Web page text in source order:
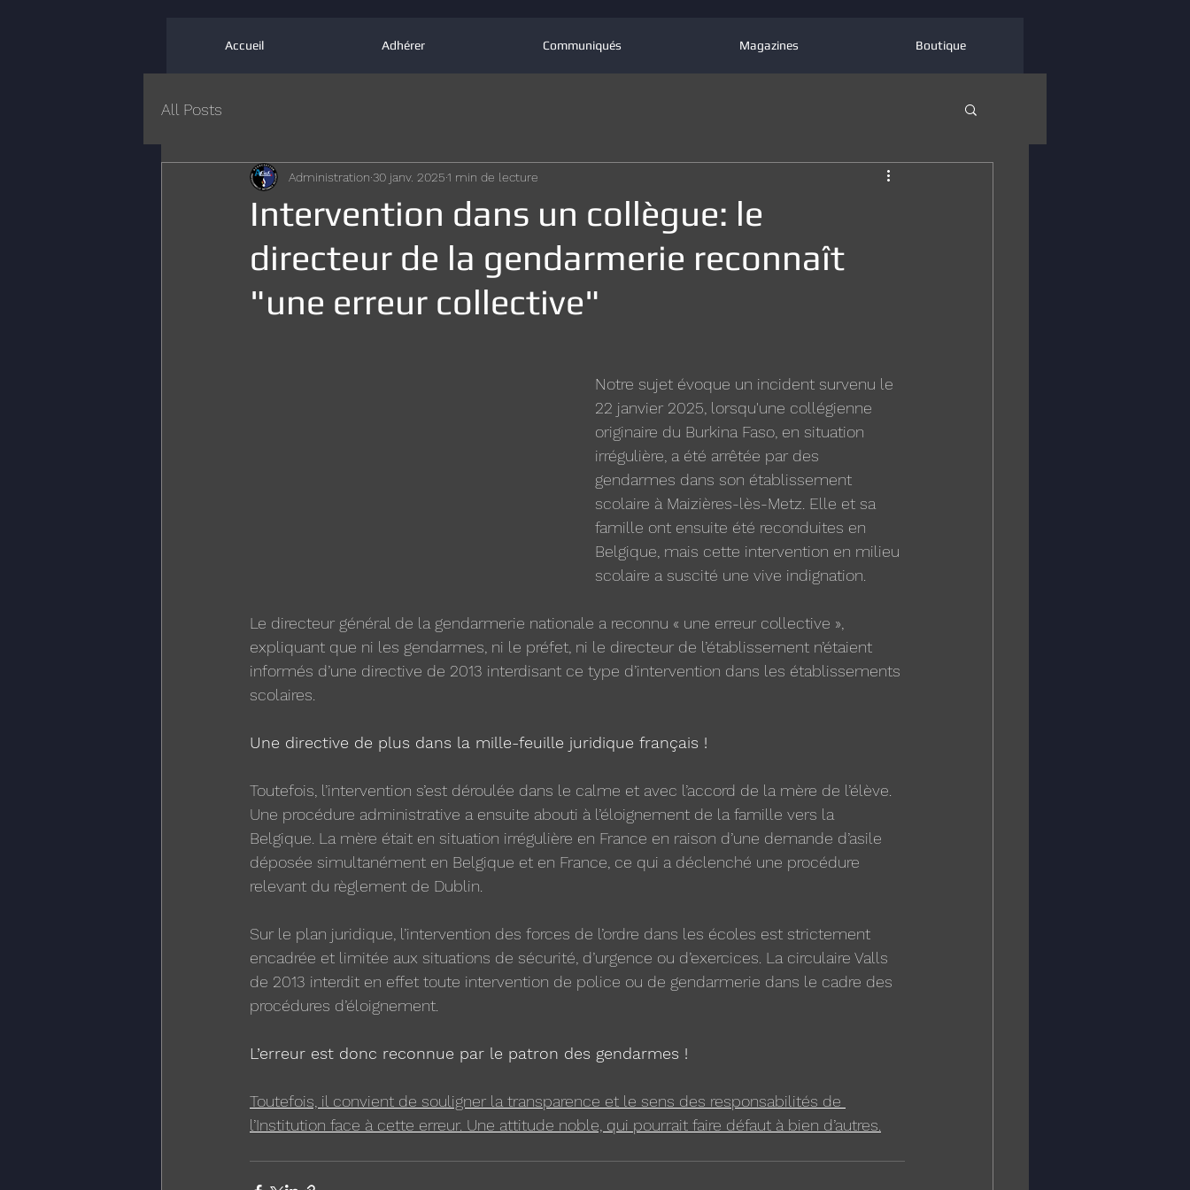
Accueil Adhérer Communiqués Magazines Boutique
All Posts
Intervention dans un collègue: le
directeur de la gendarmerie reconnaît
"une erreur collective"
Administration 30 janv. 2025 1 min de lecture
Notre sujet évoque un incident survenu le
22 janvier 2025, lorsqu'une collégienne
originaire du Burkina Faso, en situation
irrégulière, a été arrêtée par des
gendarmes dans son établissement
scolaire à Maizières-lès-Metz. Elle et sa
famille ont ensuite été reconduites en
Belgique, mais cette intervention en milieu
scolaire a suscité une vive indignation.
Le directeur général de la gendarmerie nationale a reconnu « une erreur collective »,
expliquant que ni les gendarmes, ni le préfet, ni le directeur de l’établissement n’étaient
informés d’une directive de 2013 interdisant ce type d’intervention dans les établissements
scolaires.
Une directive de plus dans la mille-feuille juridique français !
Toutefois, l’intervention s’est déroulée dans le calme et avec l’accord de la mère de l’élève.
Une procédure administrative a ensuite abouti à l’éloignement de la famille vers la
Belgique. La mère était en situation irrégulière en France en raison d’une demande d’asile
déposée simultanément en Belgique et en France, ce qui a déclenché une procédure
relevant du règlement de Dublin.
Sur le plan juridique, l’intervention des forces de l’ordre dans les écoles est strictement
encadrée et limitée aux situations de sécurité, d’urgence ou d’exercices. La circulaire Valls
de 2013 interdit en effet toute intervention de police ou de gendarmerie dans le cadre des
procédures d’éloignement.
L’erreur est donc reconnue par le patron des gendarmes !
Toutefois, il convient de souligner la transparence et le sens des responsabilités de
l’Institution face à cette erreur. Une attitude noble, qui pourrait faire défaut à bien d’autres.